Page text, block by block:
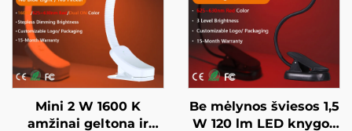
Mini 2 W 1600 K
amžinai geltona ir
Be mėlynos šviesos 1,5
W 120 lm LED knygos